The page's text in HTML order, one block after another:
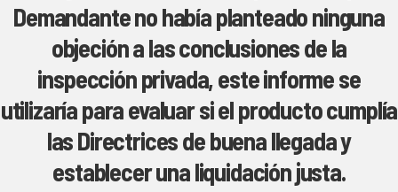
Demandante no había planteado ninguna
objeción a las conclusiones de la
inspección privada, este informe se
utilizaría para evaluar si el producto cumplía
las Directrices de buena llegada y
establecer una liquidación justa.